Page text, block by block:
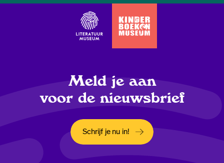
Meld je aan
voor de nieuwsbrief
Opent in een nieuw tabblad
Schrijf je nu in!